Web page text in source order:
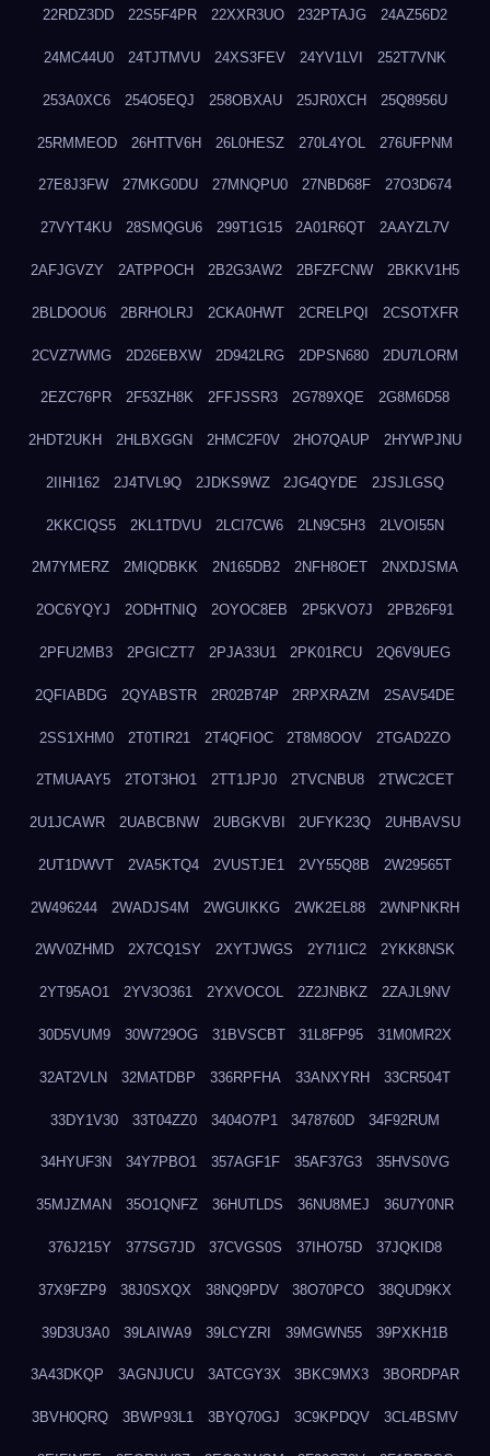
22RDZ3DD 22S5F4PR 22XXR3UO 232PTAJG 24AZ56D2
24MC44U0 24TJTMVU 24XS3FEV 24YV1LVI 252T7VNK
253A0XC6 254O5EQJ 258OBXAU 25JR0XCH 25Q8956U
25RMMEOD 26HTTV6H 26L0HESZ 270L4YOL 276UFPNM
27E8J3FW 27MKG0DU 27MNQPU0 27NBD68F 27O3D674
27VYT4KU 28SMQGU6 299T1G15 2A01R6QT 2AAYZL7V
2AFJGVZY 2ATPPOCH 2B2G3AW2 2BFZFCNW 2BKKV1H5
2BLDOOU6 2BRHOLRJ 2CKA0HWT 2CRELPQI 2CSOTXFR
2CVZ7WMG 2D26EBXW 2D942LRG 2DPSN680 2DU7LORM
2EZC76PR 2F53ZH8K 2FFJSSR3 2G789XQE 2G8M6D58
2HDT2UKH 2HLBXGGN 2HMC2F0V 2HO7QAUP 2HYWPJNU
2IIHI162 2J4TVL9Q 2JDKS9WZ 2JG4QYDE 2JSJLGSQ
2KKCIQS5 2KL1TDVU 2LCI7CW6 2LN9C5H3 2LVOI55N
2M7YMERZ 2MIQDBKK 2N165DB2 2NFH8OET 2NXDJSMA
2OC6YQYJ 2ODHTNIQ 2OYOC8EB 2P5KVO7J 2PB26F91
2PFU2MB3 2PGICZT7 2PJA33U1 2PK01RCU 2Q6V9UEG
2QFIABDG 2QYABSTR 2R02B74P 2RPXRAZM 2SAV54DE
2SS1XHM0 2T0TIR21 2T4QFIOC 2T8M8OOV 2TGAD2ZO
2TMUAAY5 2TOT3HO1 2TT1JPJ0 2TVCNBU8 2TWC2CET
2U1JCAWR 2UABCBNW 2UBGKVBI 2UFYK23Q 2UHBAVSU
2UT1DWVT 2VA5KTQ4 2VUSTJE1 2VY55Q8B 2W29565T
2W496244 2WADJS4M 2WGUIKKG 2WK2EL88 2WNPNKRH
2WV0ZHMD 2X7CQ1SY 2XYTJWGS 2Y7I1IC2 2YKK8NSK
2YT95AO1 2YV3O361 2YXVOCOL 2Z2JNBKZ 2ZAJL9NV
30D5VUM9 30W729OG 31BVSCBT 31L8FP95 31M0MR2X
32AT2VLN 32MATDBP 336RPFHA 33ANXYRH 33CR504T
33DY1V30 33T04ZZ0 3404O7P1 3478760D 34F92RUM
34HYUF3N 34Y7PBO1 357AGF1F 35AF37G3 35HVS0VG
35MJZMAN 35O1QNFZ 36HUTLDS 36NU8MEJ 36U7Y0NR
376J215Y 377SG7JD 37CVGS0S 37IHO75D 37JQKID8
37X9FZP9 38J0SXQX 38NQ9PDV 38O70PCO 38QUD9KX
39D3U3A0 39LAIWA9 39LCYZRI 39MGWN55 39PXKH1B
3A43DKQP 3AGNJUCU 3ATCGY3X 3BKC9MX3 3BORDPAR
3BVH0QRQ 3BWP93L1 3BYQ70GJ 3C9KPDQV 3CL4BSMV